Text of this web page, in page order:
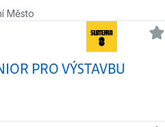
Město
PRO VÝSTAVBU